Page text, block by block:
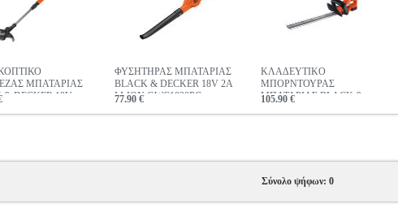
ΜΠΑΤΑΡΙΑΣ
& DECKER 18V
ΦΥΣΗΤΗΡΑΣ ΜΠΑΤΑΡΙΑΣ
BLACK & DECKER 18V 2A
LI-ION GWC1820PC
77.90 €
ΚΛΑΔΕΥΤIKO
ΜΠΟΡΝΤΟΥΡΑΣ
ΜΠΑΤΑΡΙΑΣ BLACK &
105.90 €
Σύνολο ψήφων: 0